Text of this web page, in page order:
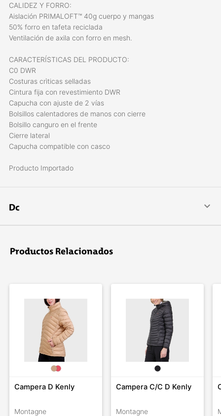
CALIDEZ Y FORRO:
Aislación PRIMALOFT™ 40g cuerpo y mangas
50% forro en tafeta reciclada
Ventilación de axila con forro en mesh.
CARACTERÍSTICAS DEL PRODUCTO:
C0 DWR
Costuras crìticas selladas
Cintura fija con revestimiento DWR
Capucha con ajuste de 2 vías
Bolsillos calentadores de manos con cierre
Bolsillo canguro en el frente
Cierre lateral
Capucha compatible con casco
Producto Importado
Dc
DC Shoes es una marca líder en calzado e indumentaria para
freestyle. La compañí­a fue fundada por Ken Block y Damon
Productos Relacionados
Campera D Kenly
Montagne
Campera C/C D Kenly
Montagne